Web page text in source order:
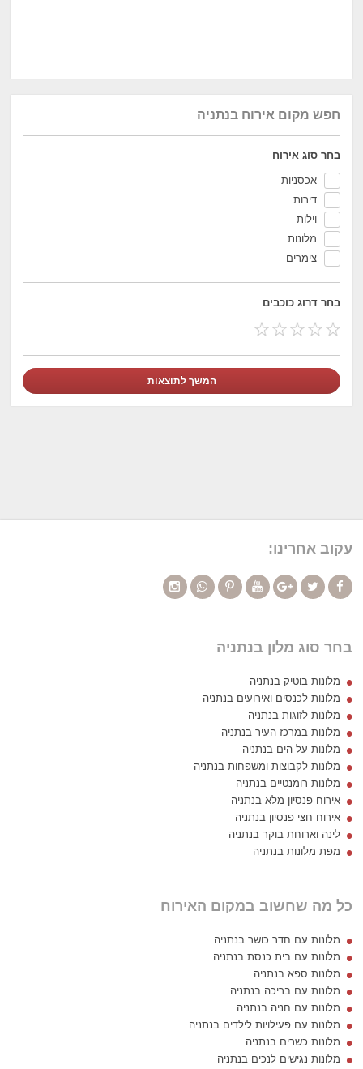
חפש מקום אירוח בנתניה
בחר סוג אירוח
אכסניות
דירות
וילות
מלונות
צימרים
בחר דרוג כוכבים
עקוב אחרינו:
בחר סוג מלון בנתניה
מלונות בוטיק בנתניה
מלונות לכנסים ואירועים בנתניה
מלונות לזוגות בנתניה
מלונות במרכז העיר בנתניה
מלונות על הים בנתניה
מלונות לקבוצות ומשפחות בנתניה
מלונות רומנטיים בנתניה
אירוח פנסיון מלא בנתניה
אירוח חצי פנסיון בנתניה
לינה וארוחת בוקר בנתניה
מפת מלונות בנתניה
כל מה שחשוב במקום האירוח
מלונות עם חדר כושר בנתניה
מלונות עם בית כנסת בנתניה
מלונות ספא בנתניה
מלונות עם בריכה בנתניה
מלונות עם חניה בנתניה
מלונות עם פעילויות לילדים בנתניה
מלונות כשרים בנתניה
מלונות נגישים לנכים בנתניה